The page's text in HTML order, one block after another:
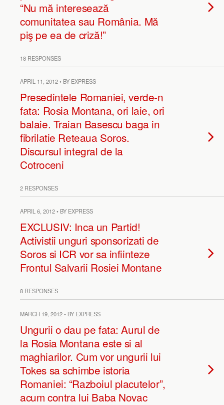
“Nu mă interesează
comunitatea sau România. Mă
piş pe ea de criză!”
18 RESPONSES
APRIL 11, 2012 • BY EXPRESS
Presedintele Romaniei, verde-n
fata: Rosia Montana, ori laie, ori
balaie. Traian Basescu baga in
fibrilatie Reteaua Soros.
Discursul integral de la
Cotroceni
2 RESPONSES
APRIL 6, 2012 • BY EXPRESS
EXCLUSIV: Inca un Partid!
Activistii unguri sponsorizati de
Soros si ICR vor sa infiinteze
Frontul Salvarii Rosiei Montane
8 RESPONSES
MARCH 19, 2012 • BY EXPRESS
Ungurii o dau pe fata: Aurul de
la Rosia Montana este si al
maghiarilor. Cum vor ungurii lui
Tokes sa schimbe istoria
Romaniei: “Razboiul placutelor”,
acum contra lui Baba Novac